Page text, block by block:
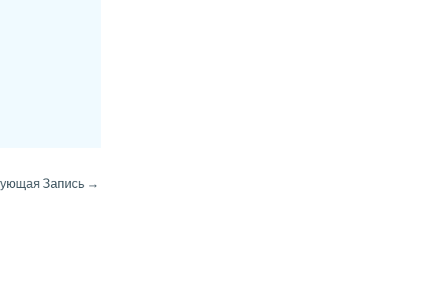
Запись →